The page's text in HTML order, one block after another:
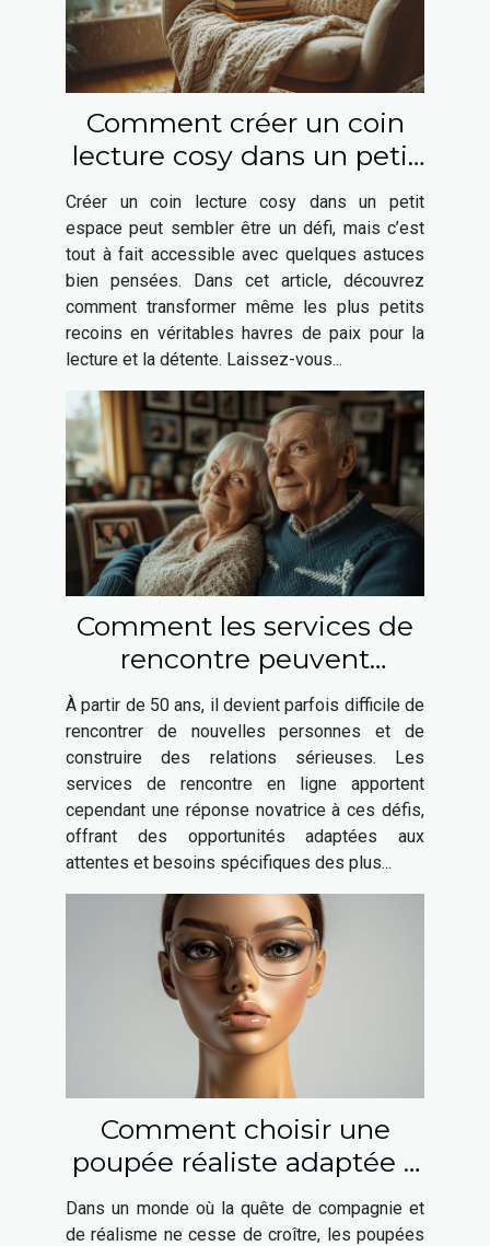
Comment créer un coin
lecture cosy dans un petit
espace
Créer un coin lecture cosy dans un petit
espace peut sembler être un défi, mais c’est
tout à fait accessible avec quelques astuces
bien pensées. Dans cet article, découvrez
comment transformer même les plus petits
recoins en véritables havres de paix pour la
lecture et la détente. Laissez-vous...
Comment les services de
rencontre peuvent
favoriser les relations
sérieuses après 50 ans
À partir de 50 ans, il devient parfois difficile de
rencontrer de nouvelles personnes et de
construire des relations sérieuses. Les
services de rencontre en ligne apportent
cependant une réponse novatrice à ces défis,
offrant des opportunités adaptées aux
attentes et besoins spécifiques des plus...
Comment choisir une
poupée réaliste adaptée à
vos besoins ?
Dans un monde où la quête de compagnie et
de réalisme ne cesse de croître, les poupées